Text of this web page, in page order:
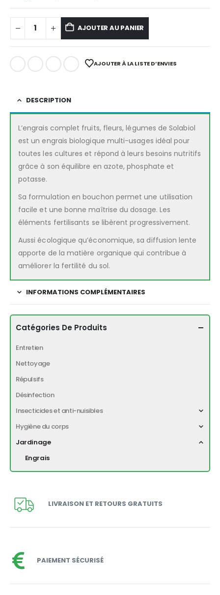
AJOUTER AU PANIER
AJOUTER À LA LISTE D’ENVIES
DESCRIPTION
L’engrais complet fruits, fleurs, légumes de Solabiol
est un engrais biologique multi-usages idéal pour
toutes les cultures et répond à leurs besoins nutritifs
grâce à son équilibre en azote, phosphate et
potasse.
Sa formulation en bouchon permet une utilisation
facile et une bonne maîtrise du dosage. Les
éléments fertilisants se libèrent progressivement.
Aussi écologique qu’économique, sa diffusion lente
apporte de la matière organique qui contribue à
améliorer la fertilité du sol.
INFORMATIONS COMPLÉMENTAIRES
Catégories De Produits
Entretien
Nettoyage
Répulsifs
Désinfection
Insecticides et anti-nuisibles
Hygiène du corps
Jardinage
Engrais
LIVRAISON ET RETOURS GRATUITS
PAIEMENT SÉCURISÉ